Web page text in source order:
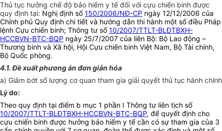
Thủ tục hưởng chế độ bảo hiểm y tế đối với cựu chiến binh được
quy định tại: Nghị định số150/2006/NĐ-CP ngày 12/12/2006 của
Chính phủ Quy định chi tiết và hướng dẫn thi hành một số điều Pháp
lệnh Cựu chiến binh; Thông tư số10/2007/TTLT-BLĐTBXH-
HCCBVN-BTC-BQP ngày 25/7/2007 của liên Bộ: Bộ Lao động –
Thương binh và Xã hội, Hội Cựu chiến binh Việt Nam, Bộ Tài chính,
Bộ Quốc phòng.
4.1. Đề xuất phương án đơn giản hóa
a) Giảm bớt số lượng cơ quan tham gia giải quyết thủ tục hành chính
Lý do:
Theo quy định tại điểm b mục 1 phần I Thông tư liên tịch số
10/2007/TTLT-BLĐTBXH-HCCBVN-BTC-BQP, để quyết định cho
cựu chiến binh được hưởng bảo hiểm y tế cần có sự tham gia của 3